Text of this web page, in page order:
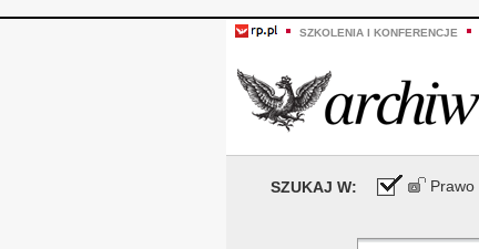
SZKOLENIA I KONFERENCJE
SZUKAJ W: Prawo